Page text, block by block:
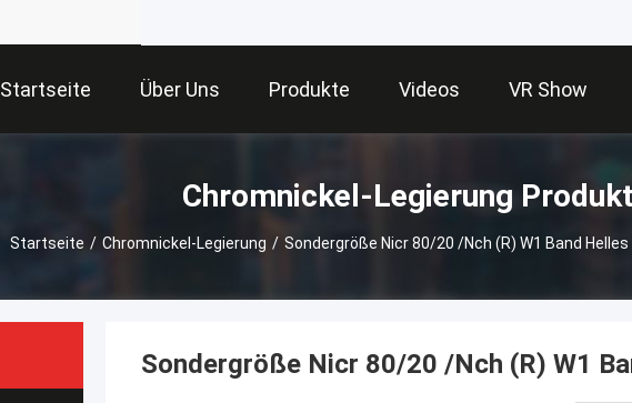
Startseite Über Uns Produkte Videos VR Show
Chromnickel-Legierung
Startseite / Chromnickel-Legierung / Sondergröße Nicr 80/20 /Nch (R) W1 Band
Sondergröße Nicr 80/20 /Nch (R) W1